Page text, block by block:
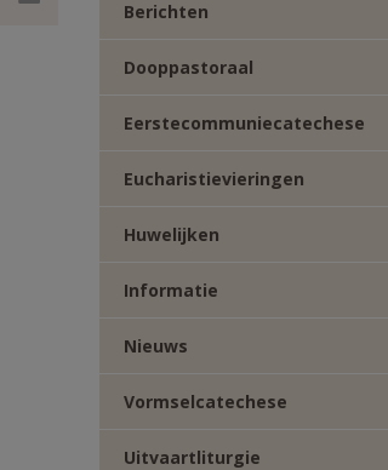
Berichten
Dooppastoraal
Eerstecommuniecatechese
Eucharistievieringen
Huwelijken
Informatie
Nieuws
Vormselcatechese
Uitvaartliturgie